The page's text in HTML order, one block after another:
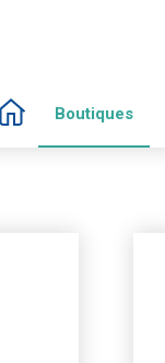
Boutiques